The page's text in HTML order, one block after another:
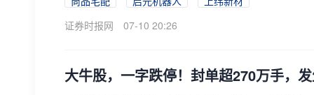
证券时报网
07-10 20:26
大牛股，一字跌停！封单超270万手，